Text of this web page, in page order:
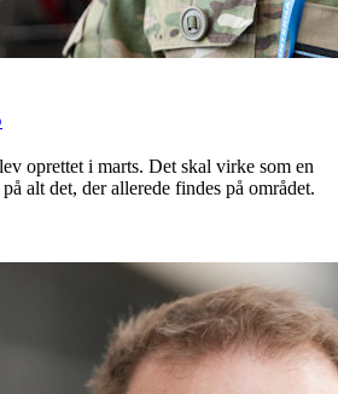
oprettet i marts. Det skal virke som en
alt det, der allerede findes på området.